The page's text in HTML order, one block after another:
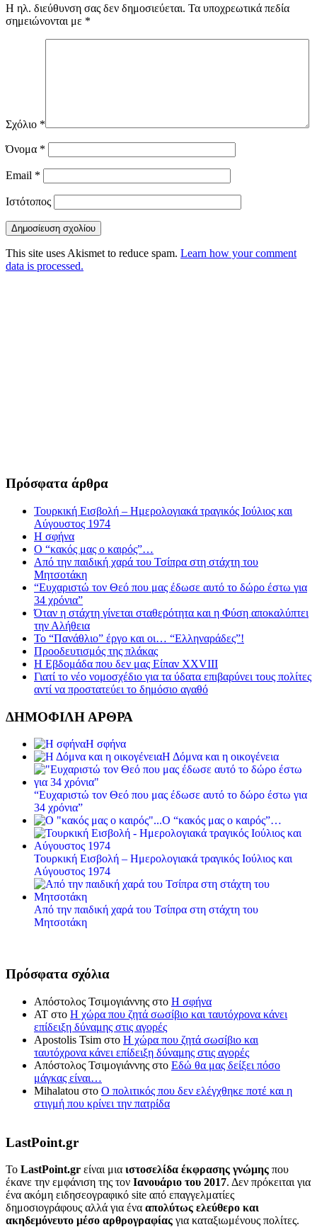
Η ηλ. διεύθυνση σας δεν δημοσιεύεται. Τα υποχρεωτικά πεδία
σημειώνονται με *
Σχόλιο *
Όνομα *
Email *
Ιστότοπος
This site uses Akismet to reduce spam. Learn how your comment
data is processed.
Πρόσφατα άρθρα
Τουρκική Εισβολή – Ημερολογιακά τραγικός Ιούλιος και
Αύγουστος 1974
Η σφήνα
Ο “κακός μας ο καιρός”…
Από την παιδική χαρά του Τσίπρα στη στάχτη του
Μητσοτάκη
“Ευχαριστώ τον Θεό που μας έδωσε αυτό το δώρο έστω για
34 χρόνια”
Όταν η στάχτη γίνεται σταθερότητα και η Φύση αποκαλύπτει
την Αλήθεια
Το “Πανάθλιο” έργο και οι… “Ελληναράδες”!
Προοδευτισμός της πλάκας
Η Εβδομάδα που δεν μας Είπαν XXVIII
Γιατί το νέο νομοσχέδιο για τα ύδατα επιβαρύνει τους πολίτες
αντί να προστατεύει το δημόσιο αγαθό
ΔΗΜΟΦΙΛΗ ΑΡΘΡΑ
Η σφήνα
Η Δόμνα και η οικογένεια
“Ευχαριστώ τον Θεό που μας έδωσε αυτό το δώρο έστω για
34 χρόνια”
Ο “κακός μας ο καιρός”…
Τουρκική Εισβολή – Ημερολογιακά τραγικός Ιούλιος και
Αύγουστος 1974
Από την παιδική χαρά του Τσίπρα στη στάχτη του
Μητσοτάκη
Πρόσφατα σχόλια
Απόστολος Τσιμογιάννης στο Η σφήνα
ΑΤ στο Η χώρα που ζητά σωσίβιο και ταυτόχρονα κάνει
επίδειξη δύναμης στις αγορές
Apostolis Tsim στο Η χώρα που ζητά σωσίβιο και
ταυτόχρονα κάνει επίδειξη δύναμης στις αγορές
Απόστολος Τσιμογιάννης στο Εδώ θα μας δείξει πόσο
μάγκας είναι…
Mihalatou στο Ο πολιτικός που δεν ελέγχθηκε ποτέ και η
στιγμή που κρίνει την πατρίδα
LastPoint.gr
To LastPoint.gr είναι μια ιστοσελίδα έκφρασης γνώμης που
έκανε την εμφάνιση της τον Ιανουάριο του 2017. Δεν πρόκειται για
ένα ακόμη ειδησεογραφικό site από επαγγελματίες
δημοσιογράφους αλλά για ένα απολύτως ελεύθερο και
ακηδεμόνευτο μέσο αρθρογραφίας για καταξιωμένους πολίτες.